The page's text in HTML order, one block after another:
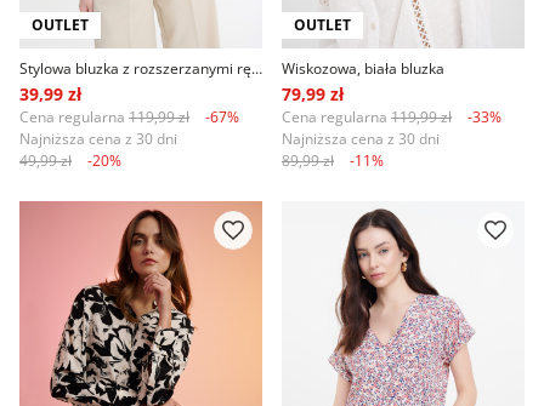
OUTLET
Stylowa bluzka z rozszerzanymi rękawami
39,99 zł
Cena regularna 119,99 zł
-67%
Najniższa cena z 30 dni
49,99 zł
-20%
OUTLET
Wiskozowa, biała bluzka
79,99 zł
Cena regularna 119,99 zł
-33%
Najniższa cena z 30 dni
89,99 zł
-11%